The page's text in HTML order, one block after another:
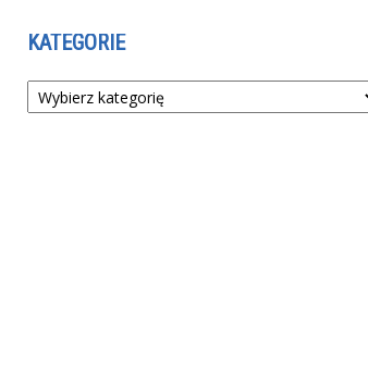
KATEGORIE
Kategorie